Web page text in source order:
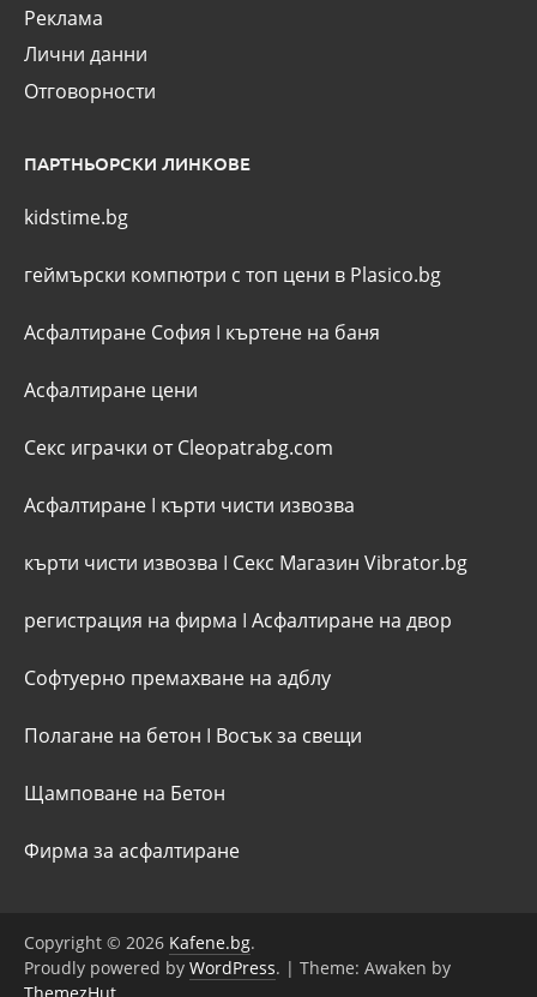
Реклама
Лични данни
Отговорности
ПАРТНЬОРСКИ ЛИНКОВЕ
kidstime.bg
геймърски компютри с топ цени в Plasico.bg
Асфалтиране София I къртене на баня
Асфалтиране цени
Секс играчки от Cleopatrabg.com
Асфалтиране I кърти чисти извозва
кърти чисти извозва I Секс Магазин Vibrator.bg
регистрация на фирма I Асфалтиране на двор
Софтуерно премахване на адблу
Полагане на бетон I Восък за свещи
Щамповане на Бетон
Фирма за асфалтиране
Copyright © 2026 Kafene.bg.
Proudly powered by WordPress. | Theme: Awaken by
ThemezHut